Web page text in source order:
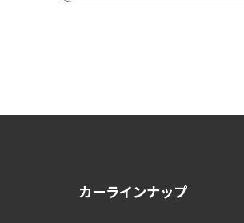
カーラインナップ